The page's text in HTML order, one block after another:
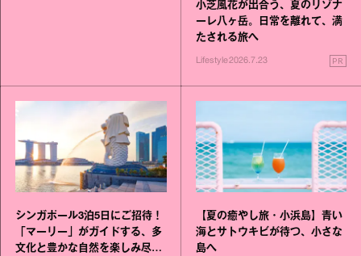
小芝風花が出合う、夏のリゾナ
ーレ八ヶ岳。日常を離れて、満
たされる旅へ
Lifestyle2026.7.23 PR
シンガポール3泊5日にご招待！
「マーリー」がガイドする、多
文化と豊かな自然を楽しみ尽く
【夏の癒やし旅・小浜島】青い
海とサトウキビが待つ、小さな
島へ